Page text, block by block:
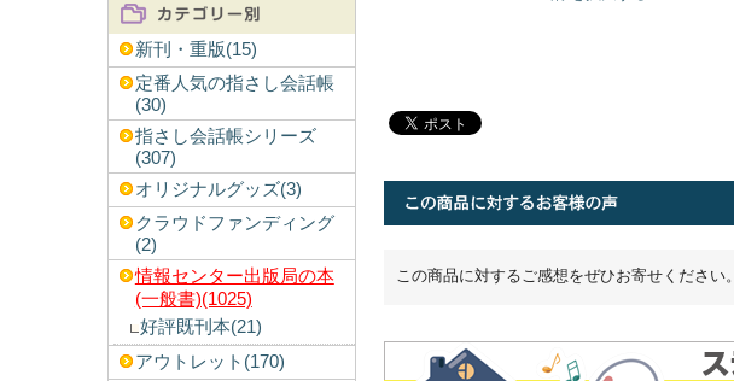
新刊・重版(15)
定番人気の指さし会話帳
(30)
指さし会話帳シリーズ
(307)
オリジナルグッズ(3)
クラウドファンディング
(2)
情報センター出版局の本
(一般書)(1025)
好評既刊本(21)
アウトレット(170)
この商品に対するご感想をぜひお寄せください。